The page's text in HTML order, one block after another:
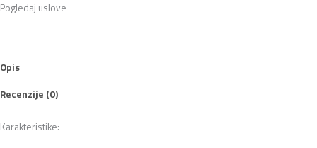
Pogledaj uslove
Opis
Recenzije (0)
Karakteristike: